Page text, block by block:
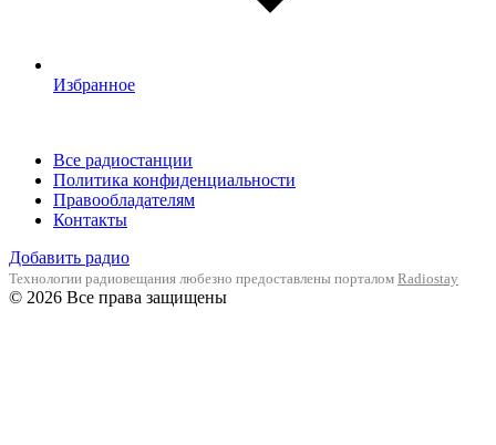
Избранное
Все радиостанции
Политика конфиденциальности
Правообладателям
Контакты
Добавить радио
Технологии радиовещания любезно предоставлены порталом Radiostay
© 2026 Все права защищены